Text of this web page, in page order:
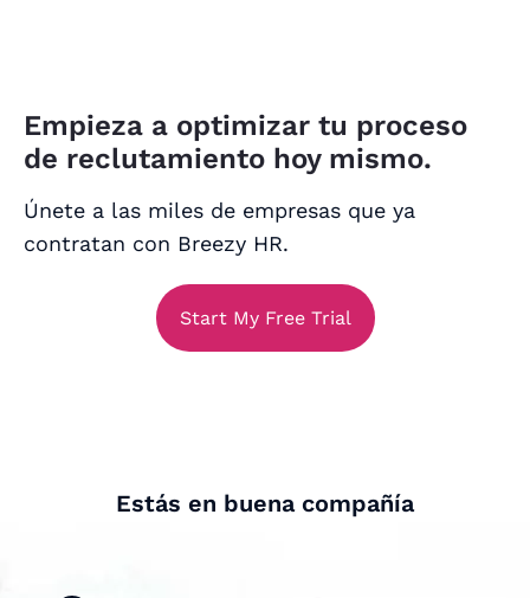
Empieza a optimizar tu proceso
de reclutamiento hoy mismo.
Únete a las miles de empresas que ya
contratan con Breezy HR.
Start My Free Trial
Estás en buena compañía